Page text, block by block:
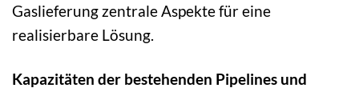
Gaslieferung zentrale Aspekte für eine
realisierbare Lösung.
Kapazitäten der bestehenden Pipelines und